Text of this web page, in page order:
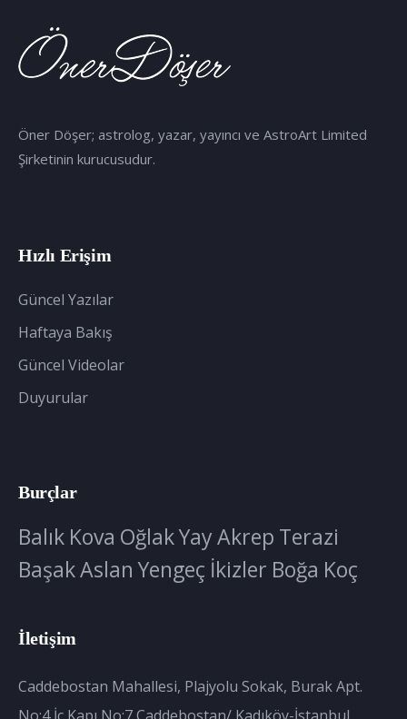
Öner Döşer; astrolog, yazar, yayıncı ve AstroArt Limited
Şirketinin kurucusudur.
Hızlı Erişim
Güncel Yazılar
Haftaya Bakış
Güncel Videolar
Duyurular
Burçlar
Balık Kova OğlakYayAkrep Terazi
BaşakAslan Yengeç İkizler Boğa Koç
İletişim
Caddebostan Mahallesi, Plajyolu Sokak, Burak Apt.